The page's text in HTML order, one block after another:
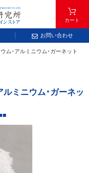
カート
お問い合わせ
た表から元素記号をタップ
ム･アルミニウム･ガーネット
ルミニウム･ガーネッ